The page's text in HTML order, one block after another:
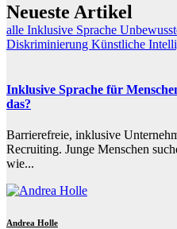
Neueste Artikel
alle Inklusive Sprache
Diskriminierung Künstliche
Inklusive Sprache für
das?
Barrierefreie, inklusive
Recruiting. Junge Menschen
wie...
Andrea Holle